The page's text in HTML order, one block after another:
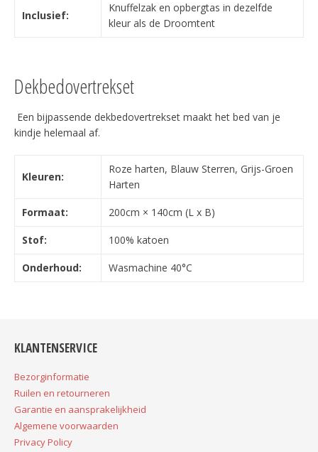
Inclusief:
Knuffelzak en opbergtas in dezelfde
kleur als de Droomtent
Dekbedovertrekset
Een bijpassende dekbedovertrekset maakt het bed van je
kindje helemaal af.
Kleuren:
Roze harten, Blauw Sterren, Grijs-Groen
Harten
Formaat: 200cm × 140cm (L x B)
Stof: 100% katoen
Onderhoud: Wasmachine 40°C
KLANTENSERVICE
Bezorginformatie
Ruilen en retourneren
Garantie en aansprakelijkheid
Algemene voorwaarden
Privacy Policy